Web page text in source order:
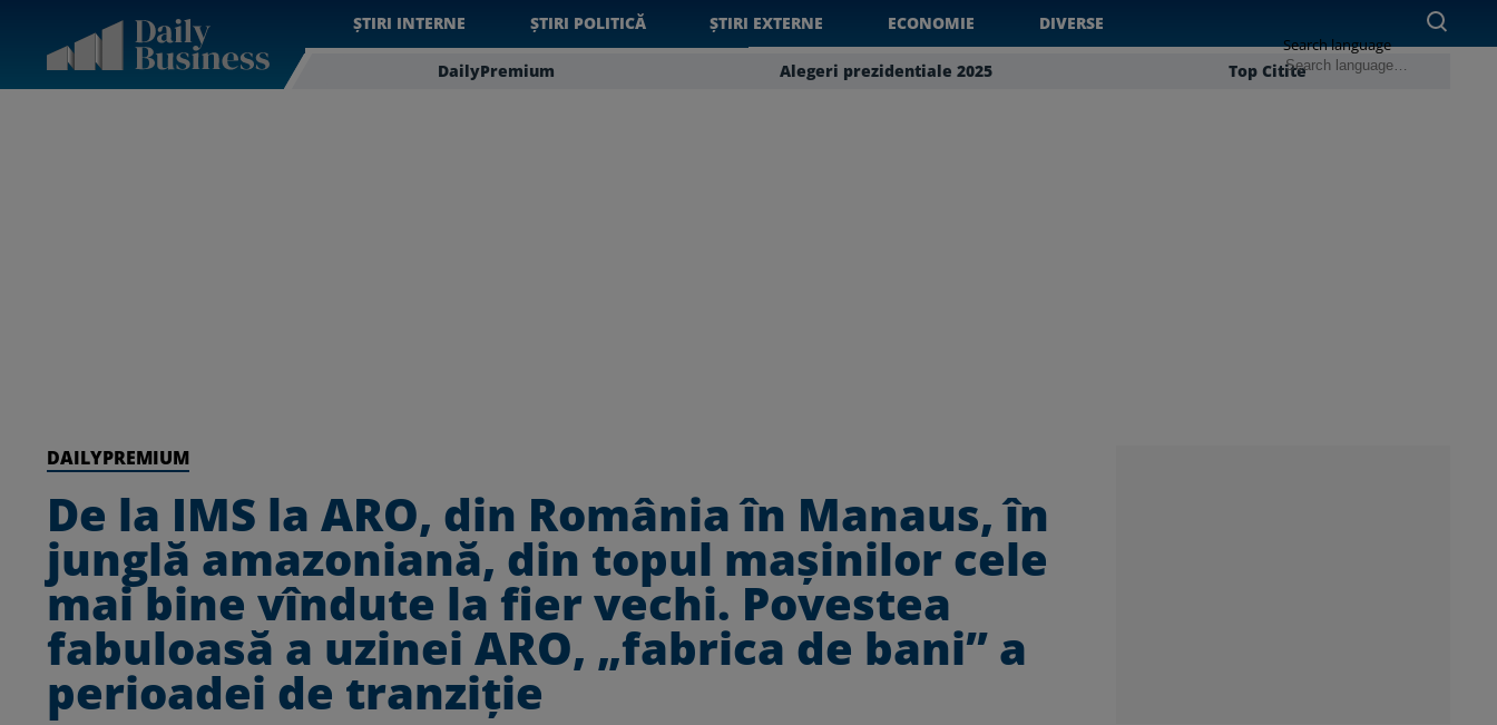
ȘTIRI INTERNE ȘTIRI POLITICĂ ȘTIRI EXTERNE ECONOMIE DIVERSE
DailyPremium Alegeri prezidentiale 2025 Top Citite
Search language
DAILYPREMIUM
De la IMS la ARO, din România în Manaus, în
junglă amazoniană, din topul mașinilor cele
mai bine vîndute la fier vechi. Povestea
fabuloasă a uzinei ARO, „fabrica de bani” a
perioadei de tranziție